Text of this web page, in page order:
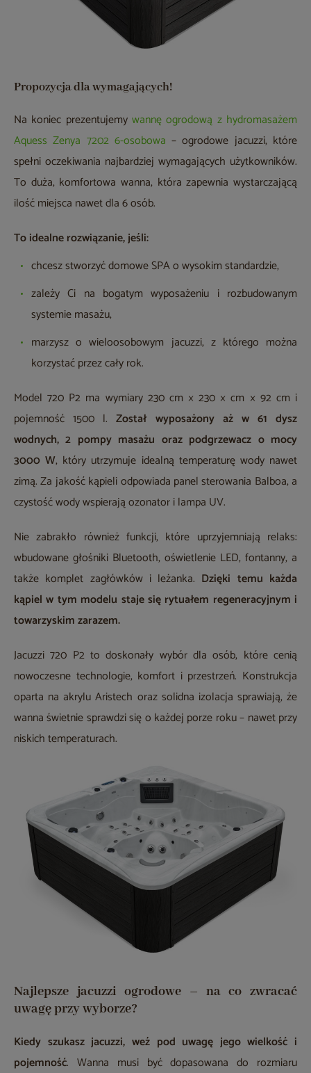
Propozycja dla wymagających!
Na koniec prezentujemy wannę ogrodową z hydromasażem
Aquess Zenya 7202 6-osobowa – ogrodowe jacuzzi, które
spełni oczekiwania najbardziej wymagających użytkowników.
To duża, komfortowa wanna, która zapewnia wystarczającą
ilość miejsca nawet dla 6 osób.
To idealne rozwiązanie, jeśli:
chcesz stworzyć domowe SPA o wysokim standardzie,
zależy Ci na bogatym wyposażeniu i rozbudowanym
systemie masażu,
marzysz o wieloosobowym jacuzzi, z którego można
korzystać przez cały rok.
Model 720 P2 ma wymiary 230 cm × 230 × cm × 92 cm i
pojemność 1500 l.Został wyposażony aż w 61 dysz
wodnych, 2 pompy masażu oraz podgrzewacz o mocy
3000 W, który utrzymuje idealną temperaturę wody nawet
zimą. Za jakość kąpieli odpowiada panel sterowania Balboa, a
czystość wody wspierają ozonator i lampa UV.
Nie zabrakło również funkcji, które uprzyjemniają relaks:
wbudowane głośniki Bluetooth, oświetlenie LED, fontanny, a
także komplet zagłówków i leżanka. Dzięki temu każda
kąpiel w tym modelu staje się rytuałem regeneracyjnym i
towarzyskim zarazem.
Jacuzzi 720 P2 to doskonały wybór dla osób, które cenią
nowoczesne technologie, komfort i przestrzeń. Konstrukcja
oparta na akrylu Aristech oraz solidna izolacja sprawiają, że
wanna świetnie sprawdzi się o każdej porze roku – nawet przy
niskich temperaturach.
Najlepsze jacuzzi ogrodowe – na co zwracać
uwagę przy wyborze?
Kiedy szukasz jacuzzi, weź pod uwagę jego wielkość i
pojemność. Wanna musi być dopasowana do rozmiaru